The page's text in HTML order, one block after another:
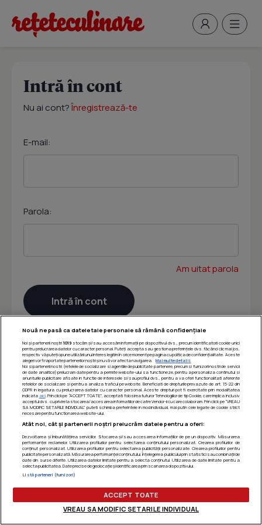
Intră în cont
Nu ai cont?Înregistrează-te
E-mail:
Parola:
Am uitat parola
Nouă ne pasă ca datele tale personale să rămână confidențiale
Noi și partenerii noștri 1019stocăm și/sau accesăm informații pe dispozitivul dvs., precum identificatorii cookie unici
pentru prelucrarea datelor cu caracter personal. Puteți accepta sau gestiona preferințele dvs. făcând clic mai jos,
respectiv vă puteți opune utilizării unui interes legitim în orice moment pe pagina cu politica de confidențialitate. Aceste
alegeri vor fi raportate partenerilor noștri și nu vă vor afecta navigarea.
Mai multe detalii
Noi si partenerii nostri (retelele de socializare si agentiile de publicitate partenere, precum si furnizorii nostri de servicii
de date analitice) prelucram date pentru a permite website-ului sa functioneze, pentru a personaliza continutul si
anunturile publicitare afisate in functie de interesele si/sau profilul dvs., pentru a va oferi functionalitati aferente
retelelor de socializare si pentru a analiza traficul pe website. Beneficiati de drepturile prevazute de art. 15-22 din
GDPR in legatura cu prelucrarea datelor cu caracter personal. Aceste drepturi pot fi exercitate prin modalitatea
indicata aici. Prin click pe “ACCEPT TOATE”, acceptati folosirea tuturor Tehnologiilor de tip Cookie, care implica inclusiv
acceptul dvs. cu privire la stocarea/accesarea informatiilor de catre Vendor-ii cu care colaboram. Prin click pe “VREAU
SA MODIFIC SETARILE INDIVIDUAL” puteti schimba preferintele in mod individual, mai putin cele legate de cookie strict
necesare pentru functionarea website-ului.
Atât noi, cât și partenerii noștri prelucrăm datele pentru a oferi:
Dezvoltarea și îmbunătățirea serviciilor. Stocarea și/sau accesarea informațiilor de pe un dispozitiv. Măsurarea
performanței reclamelor. Utilizarea profilurilor pentru selectarea conținutului personalizat. Crearea profilurilor de
conținut personalizat. Utilizarea profilurilor pentru selectarea publicității personalizate. Crearea profilurilor pentru
publicitate personalizată. Măsurarea performanței conținutului. Înțelegerea publicului prin statistici sau combinații de
date din surse diferite. Utilizarea datelor limitate pentru a selecta conținutul. Utilizarea de date limitate pentru a
selecta publicitatea. Date precise de geolocație și identificarea prin scanarea dispozitivului.
Listă parteneri (furnizori)
ACCEPT TOATE
VREAU SA MODIFIC SETARILE INDIVIDUAL